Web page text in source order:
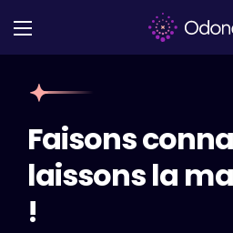
Faisons
laissons la
!